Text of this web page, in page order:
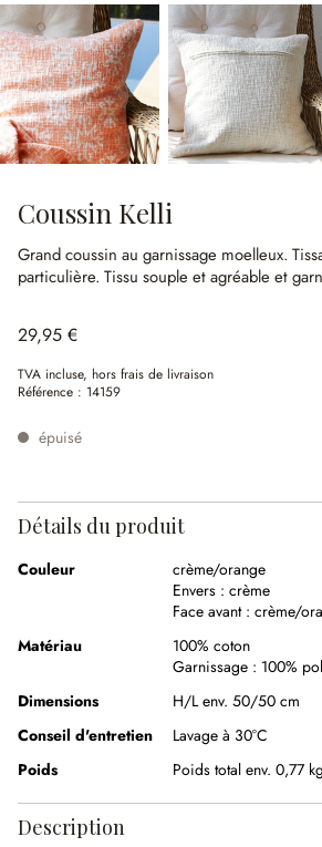
Coussin Kelli
Grand coussin au garnissage moelleux.
particulière. Tissu souple et agréable et
29,95 €
TVA incluse, hors frais de livraison
Référence : 14159
épuisé
Détails du produit
Couleur
crème/orange
Envers : crème
Face avant : crème/
Matériau
100% coton
Garnissage : 100%
Dimensions
H/L env. 50/50 cm
Conseil d'entretien
Lavage à 30°C
Poids
Poids total env. 0,77 kg
Description